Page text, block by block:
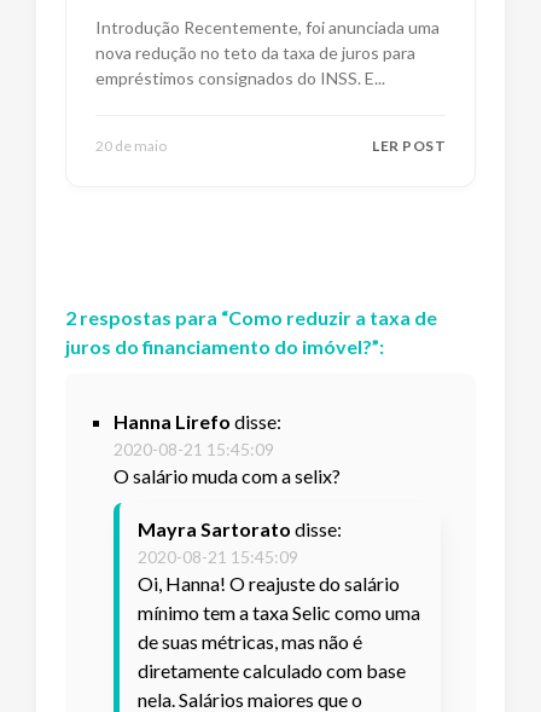
Introdução Recentemente, foi anunciada uma
nova redução no teto da taxa de juros para
empréstimos consignados do INSS. E...
20 de maio LER POST
2 respostas para “Como reduzir a taxa de
juros do financiamento do imóvel?”:
Hanna Lirefo disse:
2020-08-21 15:45:09
O salário muda com a selix?
Mayra Sartorato disse:
2020-08-21 15:45:09
Oi, Hanna! O reajuste do salário
mínimo tem a taxa Selic como uma
de suas métricas, mas não é
diretamente calculado com base
nela. Salários maiores que o